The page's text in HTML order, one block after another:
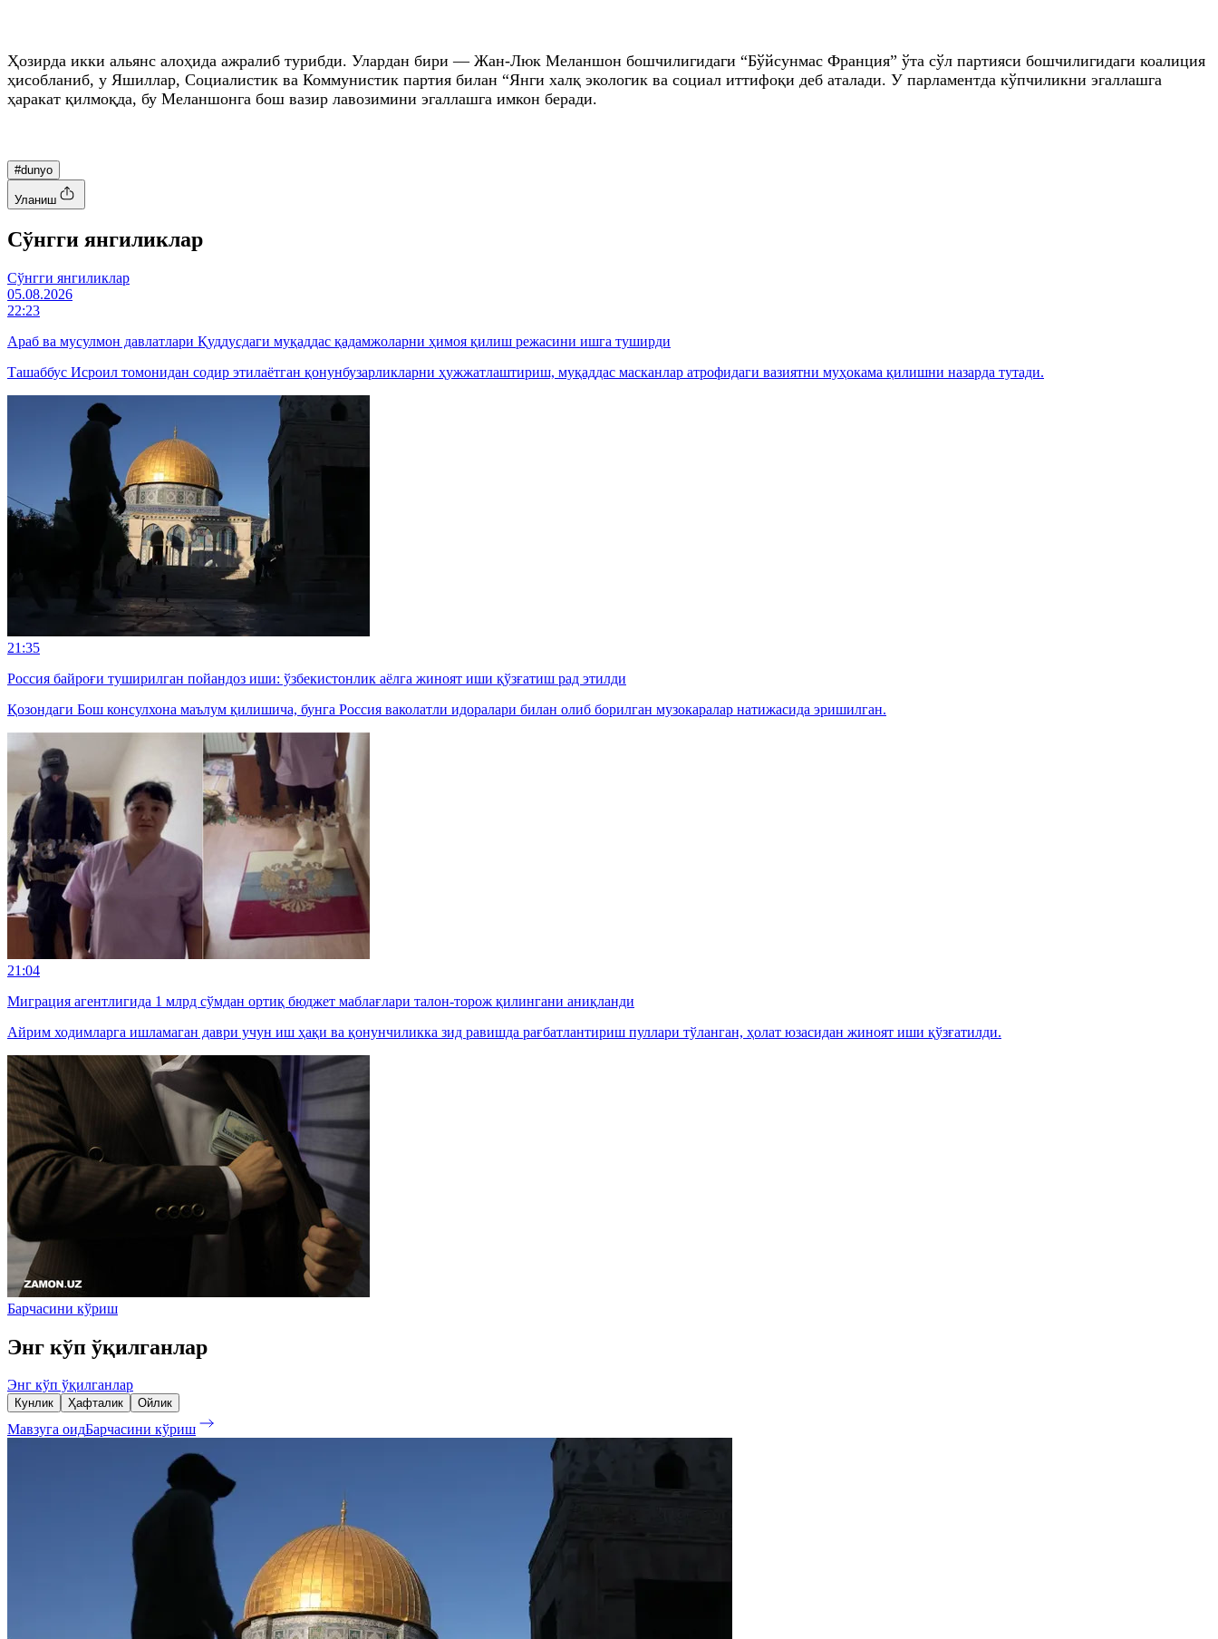
Ҳозирда икки альянс алоҳида ажралиб турибди. Улардан бири — Жан-Люк Меланшон бошчилигидаги “Бўйсунмас Франция” ўта сўл партияси бошчилигидаги коалиция
ҳисобланиб, у Яшиллар, Социалистик ва Коммунистик партия билан “Янги халқ экологик ва социал иттифоқи деб аталади. У парламентда кўпчиликни эгаллашга
ҳаракат қилмоқда, бу Меланшонга бош вазир лавозимини эгаллашга имкон беради.
#dunyo
Уланиш
Cўнгги янгиликлар
Cўнгги янгиликлар
05.08.2026
22:23
Араб ва мусулмон давлатлари Қуддусдаги муқаддас қадамжоларни ҳимоя қилиш режасини ишга туширди
Ташаббус Исроил томонидан содир этилаётган қонунбузарликларни ҳужжатлаштириш, муқаддас масканлар атрофидаги вазиятни муҳокама қилишни назарда тутади.
21:35
Россия байроғи туширилган пойандоз иши: ўзбекистонлик аёлга жиноят иши қўзғатиш рад этилди
Қозондаги Бош консулхона маълум қилишича, бунга Россия ваколатли идоралари билан олиб борилган музокаралар натижасида эришилган.
21:04
Миграция агентлигида 1 млрд сўмдан ортиқ бюджет маблағлари талон-торож қилингани аниқланди
Айрим ходимларга ишламаган даври учун иш ҳақи ва қонунчиликка зид равишда рағбатлантириш пуллари тўланган, ҳолат юзасидан жиноят иши қўзғатилди.
Барчасини кўриш
Энг кўп ўқилганлар
Энг кўп ўқилганлар
Кунлик Ҳафталик Ойлик
Мавзуга оидБарчасини кўриш